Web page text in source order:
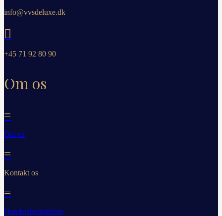
info@vvsdeluxe.dk

+45 71 92 80 90
Om os
=
Om os
=
Kontakt os
=
Handelsbetingelser